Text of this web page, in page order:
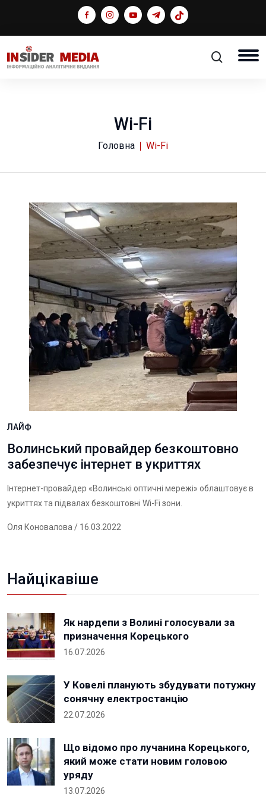
Wi-Fi
Головна Wi-Fi
ЛАЙФ
Волинський провайдер безкоштовно
забезпечує інтернет в укриттях
Інтернет-провайдер «Волинські оптичні мережі» облаштовує в
укриттях та підвалах безкоштовні Wi-Fi зони.
Оля Коновалова / 16.03.2022
Найцікавіше
Як нардепи з Волині голосували за
призначення Корецького
16.07.2026
У Ковелі планують збудувати потужну
сонячну електростанцію
22.07.2026
Що відомо про лучанина Корецького,
який може стати новим головою
уряду
13.07.2026